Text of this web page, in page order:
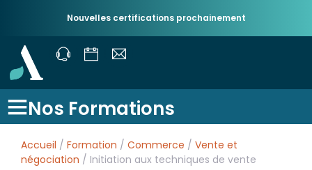
Nouvelles certifications prochainement
Nos Formations
Accueil / Formation / Commerce / Vente et
négociation / Initiation aux techniques de vente